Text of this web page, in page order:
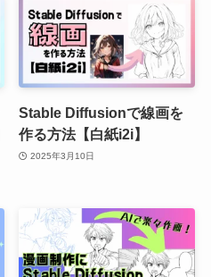
Stable Diffusionで線画を
作る方法【白紙i2i】
2025年3月10日